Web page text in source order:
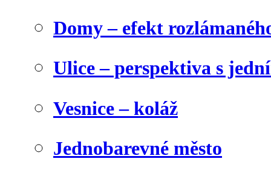
Domy – efekt
Ulice – perspektiva s
Vesnice – koláž
Jednobarevné město